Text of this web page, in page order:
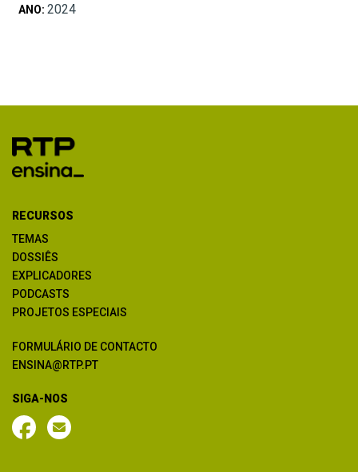
ANO: 2024
RECURSOS
TEMAS
DOSSIÊS
EXPLICADORES
PODCASTS
PROJETOS ESPECIAIS
FORMULÁRIO DE CONTACTO
ENSINA@RTP.PT
SIGA-NOS